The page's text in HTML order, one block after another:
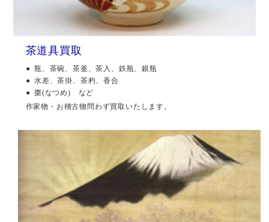
茶道具買取
瓶、茶碗、茶釜、茶入、鉄瓶、銀瓶
水差、茶掛、茶杓、香合
棗(なつめ) など
作家物・お稽古物問わず買取いたします。